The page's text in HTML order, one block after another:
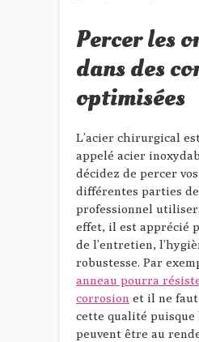
Percer les
dans des
optimisées
L’acier chirurgical
appelé acier
décidez de percer
différentes parties
professionnel
effet, il est apprécié
de l’entretien,
robustesse. Par
anneau pourra
corrosion et il ne
cette qualité puisque
peuvent être au